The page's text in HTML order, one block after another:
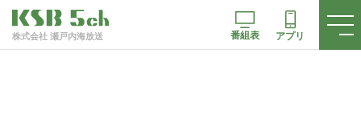
株式会社 瀬戸内海放送 番組表 アプリ